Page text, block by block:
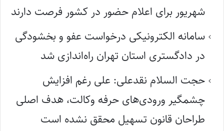
شهریور برای اعلام حضور در کشور فرصت دارند
سامانه الکترونیکی درخواست عفو و بخشودگی
در دادگستری استان تهران راه‌اندازی شد
حجت السلام نقدعلی: علی رغم افزایش
چشمگیر ورودی‌های حرفه وکالت، هدف اصلی
طراحان قانون تسهیل محقق نشده است